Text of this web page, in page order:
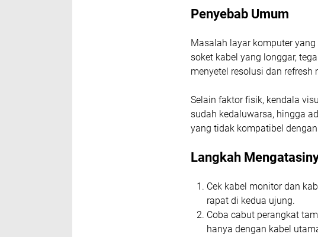
Penyebab Umum
Masalah layar komputer
soket kabel yang longgar,
menyetel resolusi dan refresh
Selain faktor fisik, kendala
sudah kedaluwarsa, hingga
yang tidak kompatibel
Langkah
Cek kabel monitor dan
rapat di kedua ujung.
Coba cabut perangkat
hanya dengan kabel